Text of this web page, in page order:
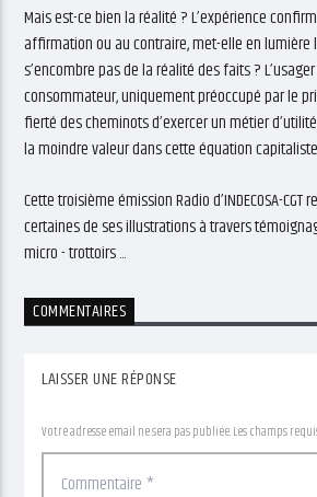
Mais est-ce bien la réalité ? L’expérience
affirmation ou au contraire, met-elle en lumière
s’encombre pas de la réalité des faits ? L’usager
consommateur, uniquement préoccupé par le
fierté des cheminots d’exercer un métier
la moindre valeur dans cette équation
Cette troisième émission Radio d’INDECOSA-
certaines de ses illustrations à travers
micro - trottoirs ...
COMMENTAIRES
LAISSER UNE RÉPONSE
Votre adresse email ne sera pas publiée. Les champs